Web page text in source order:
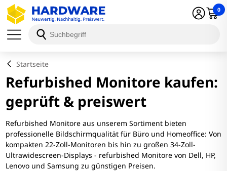
0
Startseite
Refurbished Monitore kaufen:
geprüft & preiswert
Refurbished Monitore aus unserem Sortiment bieten
professionelle Bildschirmqualität für Büro und Homeoffice: Von
kompakten 22-Zoll-Monitoren bis hin zu großen 34-Zoll-
Ultrawidescreen-Displays - refurbished Monitore von Dell, HP,
Lenovo und Samsung zu günstigen Preisen.